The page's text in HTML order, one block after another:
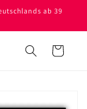
ab 39
Warenkorb